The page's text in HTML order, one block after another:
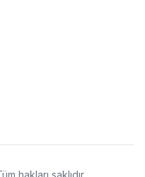
hakları saklıdır.